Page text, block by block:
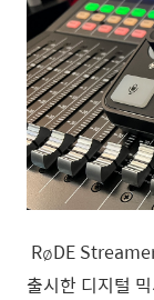
RøDE
출시한 디지털